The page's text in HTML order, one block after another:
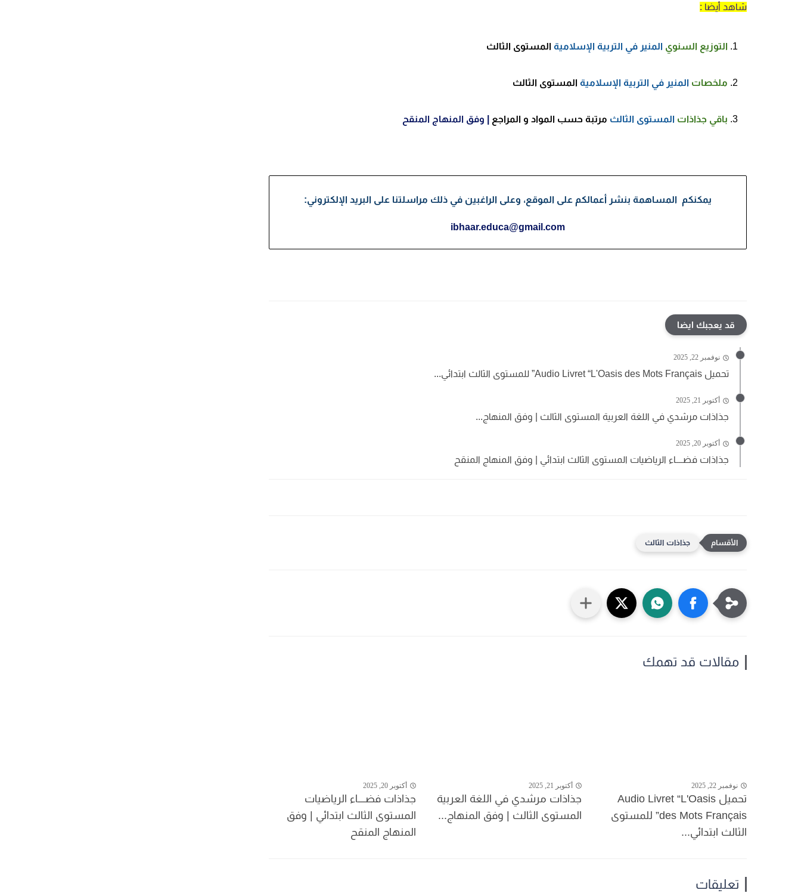
شاهد أيضا :
التوزيع السنوي المنير في التربية الإسلامية المستوى الثالث
ملخصات المنير في التربية الإسلامية المستوى الثالث
باقي جذاذات المستوى الثالث مرتبة حسب المواد و المراجع | وفق المنهاج المنقح
يمكنكم المساهمة بنشر أعمالكم على الموقع، وعلى الراغبين في ذلك مراسلتنا على البريد الإلكتروني:
ibhaar.educa@gmail.com
قد يعجبك ايضا
نوفمبر 22, 2025
تحميل Audio Livret “L'Oasis des Mots Français” للمستوى الثالث ابتدائي...
أكتوبر 21, 2025
جذاذات مرشدي في اللغة العربية المستوى الثالث | وفق المنهاج...
أكتوبر 20, 2025
جذاذات فضــــاء الرياضيات المستوى الثالث ابتدائي | وفق المنهاج المنقح
جذاذات الثالث
مقالات قد تهمك
نوفمبر 22, 2025
تحميل Audio Livret “L'Oasis
des Mots Français” للمستوى
الثالث ابتدائي...
أكتوبر 21, 2025
جذاذات مرشدي في اللغة العربية
المستوى الثالث | وفق المنهاج...
أكتوبر 20, 2025
جذاذات فضــــاء الرياضيات
المستوى الثالث ابتدائي | وفق
المنهاج المنقح
تعليقات